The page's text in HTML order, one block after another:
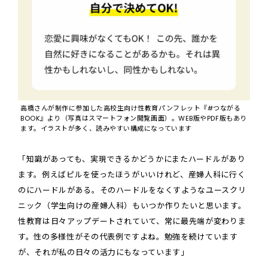
高橋さんが制作に参加した高校生向け性教育パンフレット『#つながる
BOOK』より（写真はスマートフォン閲覧画面）。WEB版やPDF版もあり
ます。イラストが多く、読みやすい構成になっています
「知識があっても、実現できるかどうかにまたハードルがあり
ます。例えばピルを使ったほうがいいけれど、産婦人科に行く
のにハードルがある。そのハードルをなくすようなユースクリ
ニック（学生向けの産婦人科）もいつか作りたいと思います。
性教育は日々アップデートされていて、常に最先端が変わりま
す。性の多様性がその代表例ですよね。勉強を続けています
が、それが私の日々の活力にもなっています」